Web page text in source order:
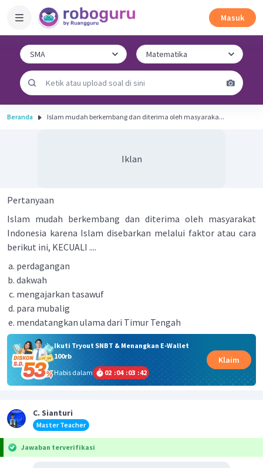
Masuk
Beranda Islam mudah berkembang dan diterima oleh masyaraka...
Iklan
Pertanyaan
Islam mudah berkembang dan diterima oleh masyarakat
Indonesia karena Islam disebarkan melalui faktor atau cara
berikut ini, KECUALI ....
perdagangan
dakwah
mengajarkan tasawuf
para mubalig
mendatangkan ulama dari Timur Tengah
Ikuti Tryout SNBT & Menangkan E-Wallet
100rb
Habis dalam
02 :04 :03 :42
Klaim
C. Sianturi
Master Teacher
Jawaban terverifikasi